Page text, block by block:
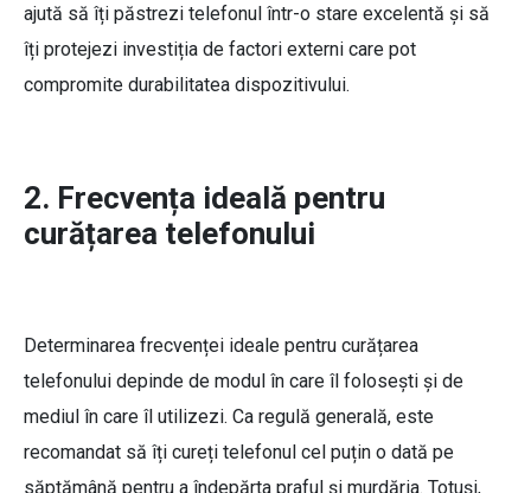
ajută să îți păstrezi telefonul într-o stare excelentă și să
îți protejezi investiția de factori externi care pot
compromite durabilitatea dispozitivului.
2. Frecvența ideală pentru
curățarea telefonului
Determinarea frecvenței ideale pentru curățarea
telefonului depinde de modul în care îl folosești și de
mediul în care îl utilizezi. Ca regulă generală, este
recomandat să îți cureți telefonul cel puțin o dată pe
săptămână pentru a îndepărta praful și murdăria. Totuși,